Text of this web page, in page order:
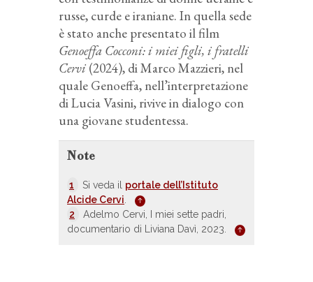
russe, curde e iraniane. In quella sede
è stato anche presentato il film
Genoeffa Cocconi: i miei figli, i fratelli
Cervi (2024), di Marco Mazzieri, nel
quale Genoeffa, nell’interpretazione
di Lucia Vasini, rivive in dialogo con
una giovane studentessa.
Note
1 Si veda il portale dell’Istituto
Alcide Cervi
2
Adelmo Cervi, I miei sette padri,
documentario di Liviana Davì, 2023.